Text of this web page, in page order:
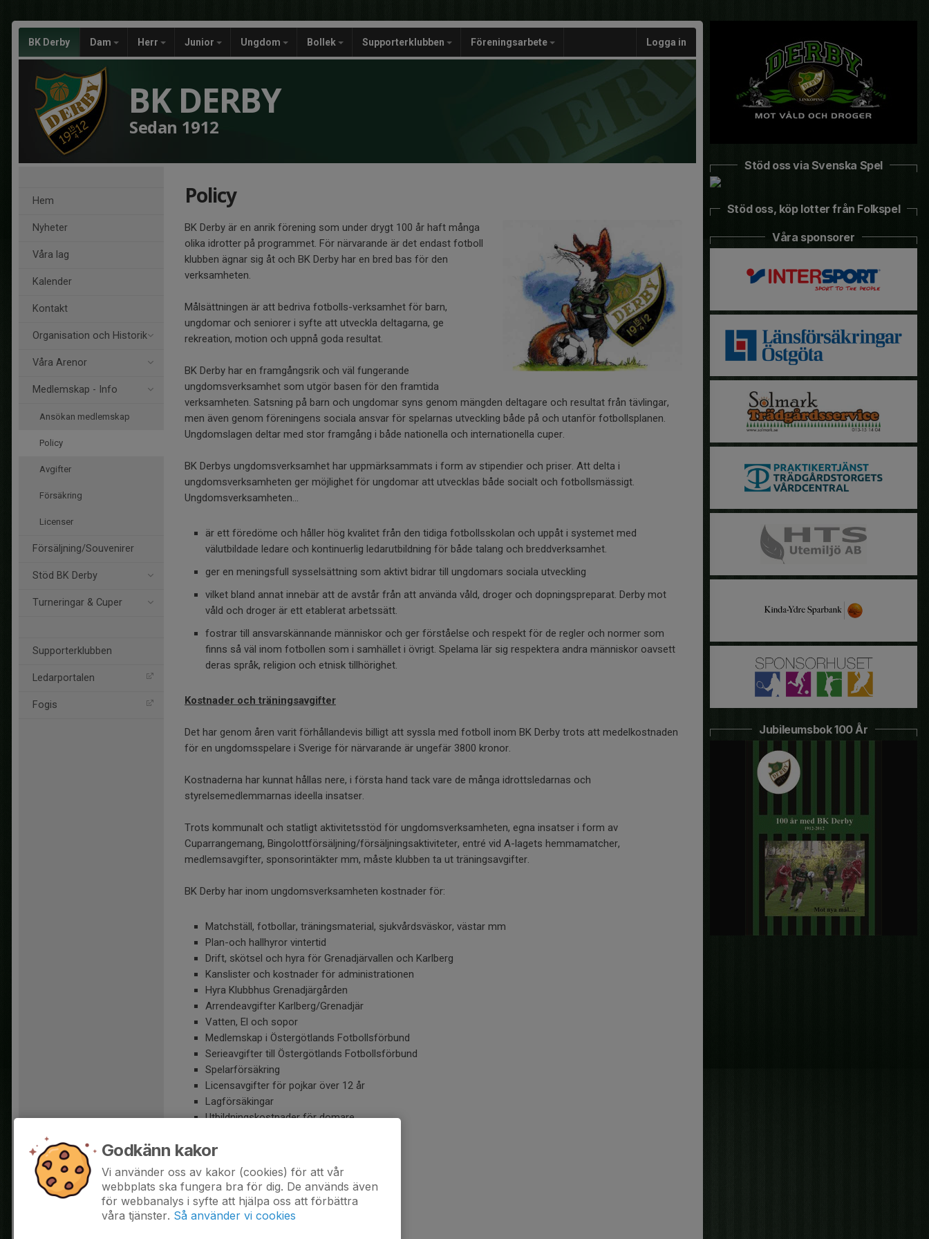
BK Derby Dam Herr Junior Ungdom Bollek Supporterklubben Föreningsarbete Logga in
BK DERBY
Sedan 1912
Hem
Nyheter
Våra lag
Kalender
Kontakt
Organisation och Historik
Våra Arenor
Medlemskap - Info
Ansökan medlemskap
Policy
Avgifter
Försäkring
Licenser
Försäljning/Souvenirer
Stöd BK Derby
Turneringar & Cuper
Supporterklubben
Ledarportalen
Fogis
Policy
BK Derby är en anrik förening som under drygt 100 år haft många
olika idrotter på programmet. För närvarande är det endast fotboll
klubben ägnar sig åt och BK Derby har en bred bas för den
verksamheten.
Målsättningen är att bedriva fotbolls-verksamhet för barn,
ungdomar och seniorer i syfte att utveckla deltagarna, ge
rekreation, motion och uppnå goda resultat.
BK Derby har en framgångsrik och väl fungerande
ungdomsverksamhet som utgör basen för den framtida
verksamheten. Satsning på barn och ungdomar syns genom mängden deltagare och resultat från tävlingar,
men även genom föreningens sociala ansvar för spelarnas utveckling både på och utanför fotbollsplanen.
Ungdomslagen deltar med stor framgång i både nationella och internationella cuper.
BK Derbys ungdomsverksamhet har uppmärksammats i form av stipendier och priser. Att delta i
ungdomsverksamheten ger möjlighet för ungdomar att utvecklas både socialt och fotbollsmässigt.
Ungdomsverksamheten...
är ett föredöme och håller hög kvalitet från den tidiga fotbollsskolan och uppåt i systemet med
välutbildade ledare och kontinuerlig ledarutbildning för både talang och breddverksamhet.
ger en meningsfull sysselsättning som aktivt bidrar till ungdomars sociala utveckling
vilket bland annat innebär att de avstår från att använda våld, droger och dopningspreparat. Derby mot
våld och droger är ett etablerat arbetssätt.
fostrar till ansvarskännande människor och ger förståelse och respekt för de regler och normer som
finns så väl inom fotbollen som i samhället i övrigt. Spelama lär sig respektera andra människor oavsett
deras språk, religion och etnisk tillhörighet.
Kostnader och träningsavgifter
Det har genom åren varit förhållandevis billigt att syssla med fotboll inom BK Derby trots att medelkostnaden
för en ungdomsspelare i Sverige för närvarande är ungefär 3800 kronor.
Kostnaderna har kunnat hållas nere, i första hand tack vare de många idrottsledarnas och
styrelsemedlemmarnas ideella insatser.
Trots kommunalt och statligt aktivitetsstöd för ungdomsverksamheten, egna insatser i form av
Cuparrangemang, Bingolottförsäljning/försäljningsaktiviteter, entré vid A-lagets hemmamatcher,
medlemsavgifter, sponsorintäkter mm, måste klubben ta ut träningsavgifter.
BK Derby har inom ungdomsverksamheten kostnader för:
Matchställ, fotbollar, träningsmaterial, sjukvårdsväskor, västar mm
Plan-och hallhyror vintertid
Drift, skötsel och hyra för Grenadjärvallen och Karlberg
Kanslister och kostnader för administrationen
Hyra Klubbhus Grenadjärgården
Arrendeavgifter Karlberg/Grenadjär
Vatten, El och sopor
Medlemskap i Östergötlands Fotbollsförbund
Serieavgifter till Östergötlands Fotbollsförbund
Spelarförsäkring
Licensavgifter för pojkar över 12 år
Lagförsäkingar
Utbildningskostnader för domare
Domaravgifter
Förbrukningsmaterial
Vimplar, plaketter och diplom, avslutningar
Stöd oss via Svenska Spel
Stöd oss, köp lotter från Folkspel
Våra sponsorer
Jubileumsbok 100 År
Godkänn kakor
Vi använder oss av kakor (cookies) för att vår
webbplats ska fungera bra för dig. De används även
för webbanalys i syfte att hjälpa oss att förbättra
våra tjänster. Så använder vi cookies